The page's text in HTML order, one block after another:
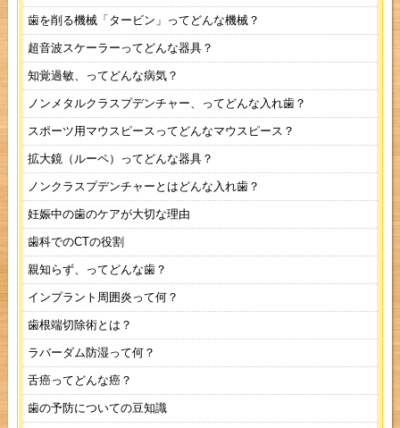
歯を削る機械「タービン」ってどんな機械？
超音波スケーラーってどんな器具？
知覚過敏、ってどんな病気？
ノンメタルクラスプデンチャー、ってどんな入れ歯？
スポーツ用マウスピースってどんなマウスピース？
拡大鏡（ルーペ）ってどんな器具？
ノンクラスプデンチャーとはどんな入れ歯？
妊娠中の歯のケアが大切な理由
歯科でのCTの役割
親知らず、ってどんな歯？
インプラント周囲炎って何？
歯根端切除術とは？
ラバーダム防湿って何？
舌癌ってどんな癌？
歯の予防についての豆知識